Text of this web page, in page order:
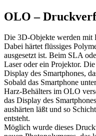
OLO –
Die 3D-Objekte werden mit
Dabei härtet flüssiges
ausgesetzt ist. Beim SLA
Laser oder ein Projektor.
Display des Smartphones,
Sobald das Smartphone
Harz-Behälters im OLO
das Display des
aushärten läßt und so
entsteht.
Möglich wurde dieses